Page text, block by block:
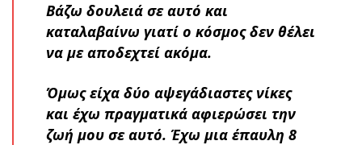
Βάζω δουλειά σε αυτό και
καταλαβαίνω γιατί ο κόσμος δεν θέλει
να με αποδεχτεί ακόμα.
Όμως είχα δύο αψεγάδιαστες νίκες
και έχω πραγματικά αφιερώσει την
ζωή μου σε αυτό. Έχω μια έπαυλη 8